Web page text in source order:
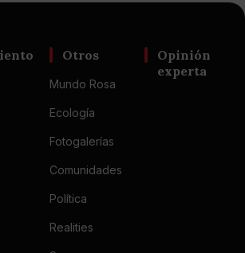
Otros
Mundo Rosa
Ecología
Fotogalerías
Comunidades
Política
Realities
Opinión
experta